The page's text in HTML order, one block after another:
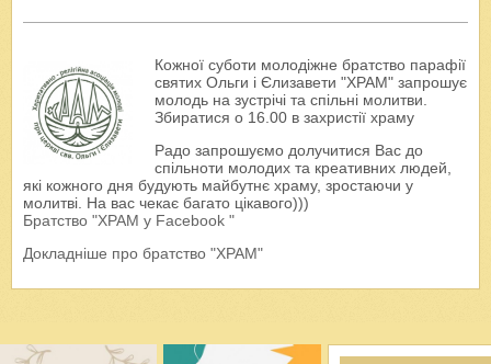
Кожної суботи молодіжне братство парафії
святих Ольги і Єлизавети "ХРАМ" запрошує
молодь на зустрічі та спільні молитви.
Збиратися о 16.00 в захристії храму
Радо запрошуємо долучитися Вас до
спільноти молодих та креативних людей,
які кожного дня будують майбутнє храму, зростаючи у
молитві. На вас чекає багато цікавого)))
Братство "ХРАМ у Facebook "
Докладніше про братство "ХРАМ"